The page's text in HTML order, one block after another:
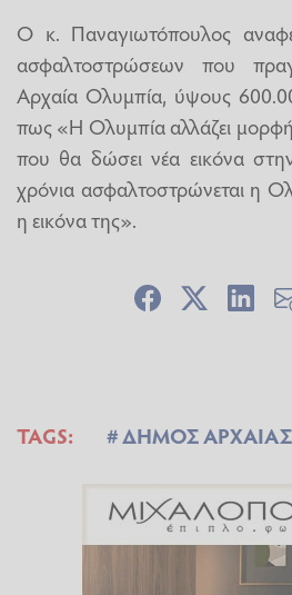
Ο κ. Παναγιωτόπουλος
ασφαλτοστρώσεων που
Αρχαία Ολυμπία, ύψους
πως «Η Ολυμπία αλλάζει
που θα δώσει νέα εικόνα
χρόνια ασφαλτοστρώνεται η
η εικόνα της».
TAGS: ΔΗΜΟΣ